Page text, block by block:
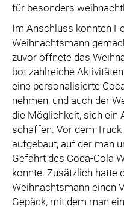
für besonders
Im Anschluss konnten
Weihnachtsmann
zuvor öffnete das
bot zahlreiche
eine personalisierte
nehmen, und auch der
die Möglichkeit, sich ein
schaffen. Vor dem
aufgebaut, auf der man
Gefährt des Coca-Cola
konnte. Zusätzlich hatte
Weihnachtsmann einen
Gepäck, mit dem man